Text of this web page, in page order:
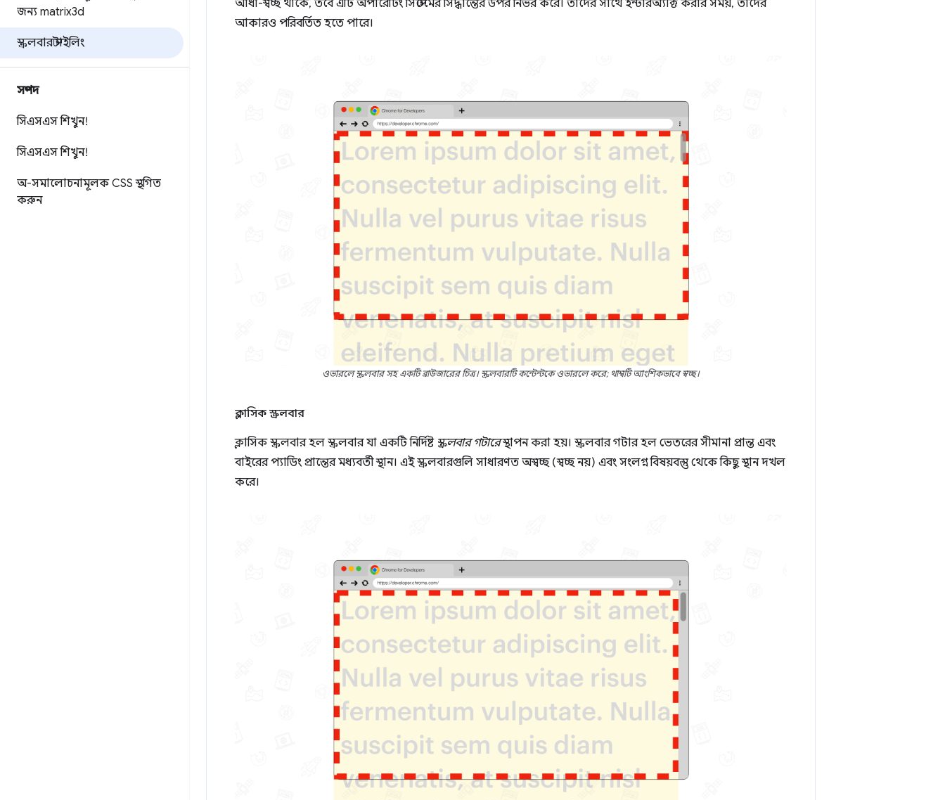
জন্য matrix3d
স্ক্রলবার স্টাইলিং
সম্পদ
সিএসএস শিখুন!
সিএসএস শিখুন!
অ-সমালোচনামূলক CSS স্থগিত
করুন
আধা-স্বচ্ছ থাকে, তবে এটি অপারেটিং সিস্টেমের সিদ্ধান্তের উপর নির্ভর করে। তাদের সাথে ইন্টারঅ্যাক্ট করার সময়, তাদের
আকারও পরিবর্তিত হতে পারে।
ওভারলে স্ক্রলবার সহ একটি ব্রাউজারের চিত্র। স্ক্রলবারটি কন্টেন্টকে ওভারলে করে; থাম্বটি আংশিকভাবে স্বচ্ছ।
ক্লাসিক স্ক্রলবার
ক্লাসিক স্ক্রলবার হল স্ক্রলবার যা একটি নির্দিষ্ট স্ক্রলবার গটারেস্থাপন করা হয়। স্ক্রলবার গটার হল ভেতরের সীমানা প্রান্ত এবং
বাইরের প্যাডিং প্রান্তের মধ্যবর্তী স্থান। এই স্ক্রলবারগুলি সাধারণত অস্বচ্ছ (স্বচ্ছ নয়) এবং সংলগ্ন বিষয়বস্তু থেকে কিছু স্থান দখল
করে।